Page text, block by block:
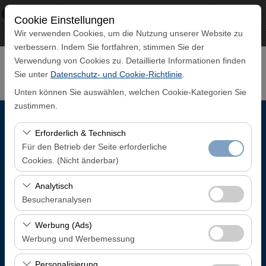
× ECO CAR
www.ecocar.com.tr
Frei - In Google Play
Cookie Einstellungen
Wir verwenden Cookies, um die Nutzung unserer Website zu
verbessern. Indem Sie fortfahren, stimmen Sie der
Verwendung von Cookies zu. Detaillierte Informationen finden
Sie unter Datenschutz- und Cookie-Richtlinie
Unten können Sie auswählen, welchen Cookie-Kategorien Sie
zustimmen.
Erforderlich & Technisch
Für den Betrieb der Seite erforderliche
Cookies. (Nicht änderbar)
Diese Cookies sind für das ordnungsgemäße
Funktionieren der Website, die Sicherheit, die
Sitzungsverwaltung und grundlegende Funktionen
erforderlich. Sie können nicht deaktiviert werden.
Analytisch
Besucheranalysen
Diese Cookies ermöglichen es uns, zu analysieren, wie
unsere Website genutzt wird (Besucherzahl,
meistbesuchte Seiten, Nutzerverhalten). Diese Daten
werden verwendet, um die Leistung der Website zu
Werbung (Ads)
Werbung und Werbemessung
Diese Cookies ermöglichen es uns, Ihnen auf Ihre
Abholstation
Trabzon Flughafen Inlandsankunftsterminal
Eine andere Rückgabestation auswählen
Abholdatum & Zeit